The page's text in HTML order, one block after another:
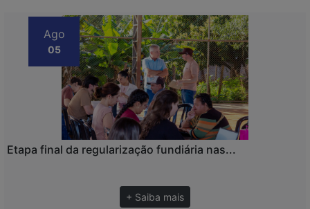
Ago
05
Etapa final da regularização fundiária nas...
+ Saiba mais